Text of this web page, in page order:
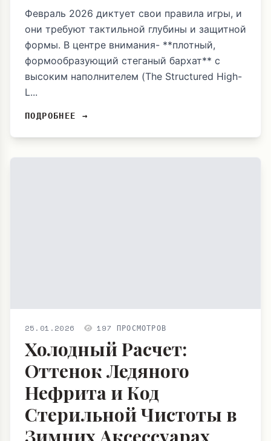
Февраль 2026 диктует свои правила игры, и
они требуют тактильной глубины и защитной
формы. В центре внимания- **плотный,
формообразующий стеганый бархат** с
высоким наполнителем (The Structured High-
L...
ПОДРОБНЕЕ →
25.01.2026 197 ПРОСМОТРОВ
Холодный Расчет:
Оттенок Ледяного
Нефрита и Код
Стерильной Чистоты в
Зимних Аксессуарах